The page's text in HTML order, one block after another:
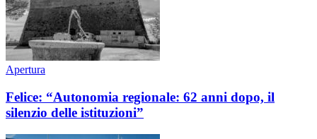
Apertura
Felice: “Autonomia regionale: 62 anni dopo, il
silenzio delle istituzioni”